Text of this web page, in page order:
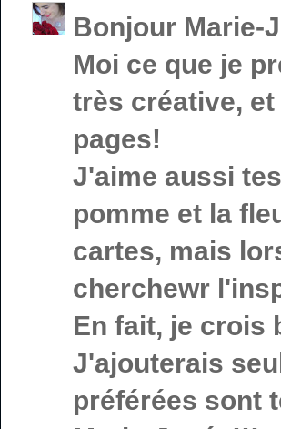
Bonjour Marie-
Moi ce que je
très créative,
pages!
J'aime aussi
pomme et la
cartes, mais
cherchewr
En fait, je crois
J'ajouterais
préférées sont